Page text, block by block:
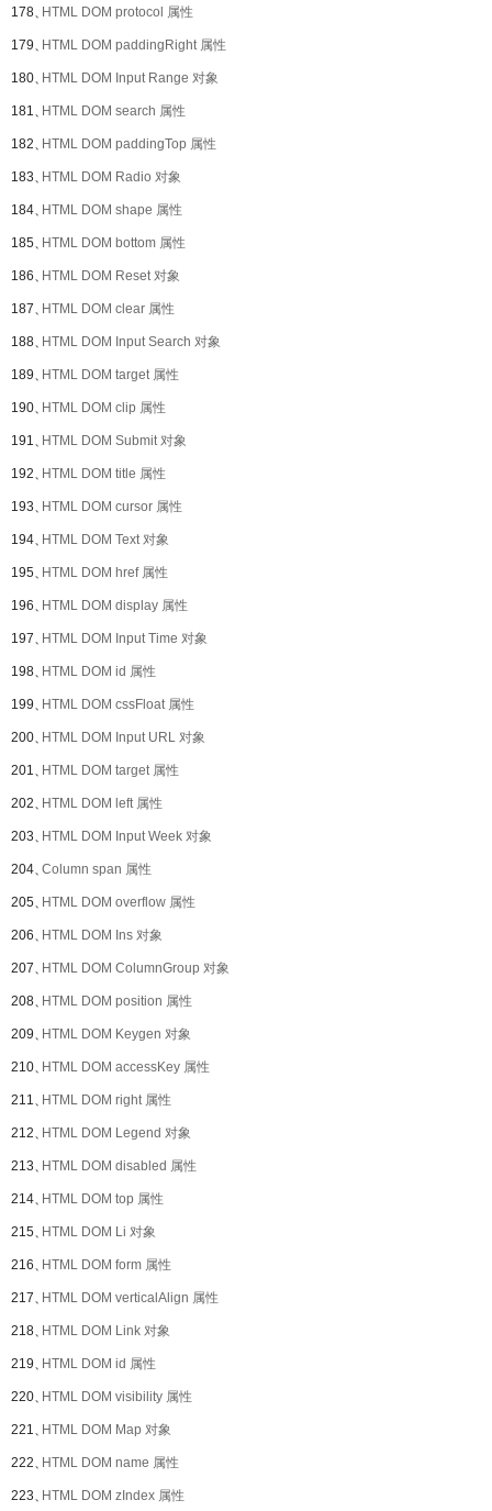
178、HTML DOM protocol 属性
179、HTML DOM paddingRight 属性
180、HTML DOM Input Range 对象
181、HTML DOM search 属性
182、HTML DOM paddingTop 属性
183、HTML DOM Radio 对象
184、HTML DOM shape 属性
185、HTML DOM bottom 属性
186、HTML DOM Reset 对象
187、HTML DOM clear 属性
188、HTML DOM Input Search 对象
189、HTML DOM target 属性
190、HTML DOM clip 属性
191、HTML DOM Submit 对象
192、HTML DOM title 属性
193、HTML DOM cursor 属性
194、HTML DOM Text 对象
195、HTML DOM href 属性
196、HTML DOM display 属性
197、HTML DOM Input Time 对象
198、HTML DOM id 属性
199、HTML DOM cssFloat 属性
200、HTML DOM Input URL 对象
201、HTML DOM target 属性
202、HTML DOM left 属性
203、HTML DOM Input Week 对象
204、Column span 属性
205、HTML DOM overflow 属性
206、HTML DOM Ins 对象
207、HTML DOM ColumnGroup 对象
208、HTML DOM position 属性
209、HTML DOM Keygen 对象
210、HTML DOM accessKey 属性
211、HTML DOM right 属性
212、HTML DOM Legend 对象
213、HTML DOM disabled 属性
214、HTML DOM top 属性
215、HTML DOM Li 对象
216、HTML DOM form 属性
217、HTML DOM verticalAlign 属性
218、HTML DOM Link 对象
219、HTML DOM id 属性
220、HTML DOM visibility 属性
221、HTML DOM Map 对象
222、HTML DOM name 属性
223、HTML DOM zIndex 属性